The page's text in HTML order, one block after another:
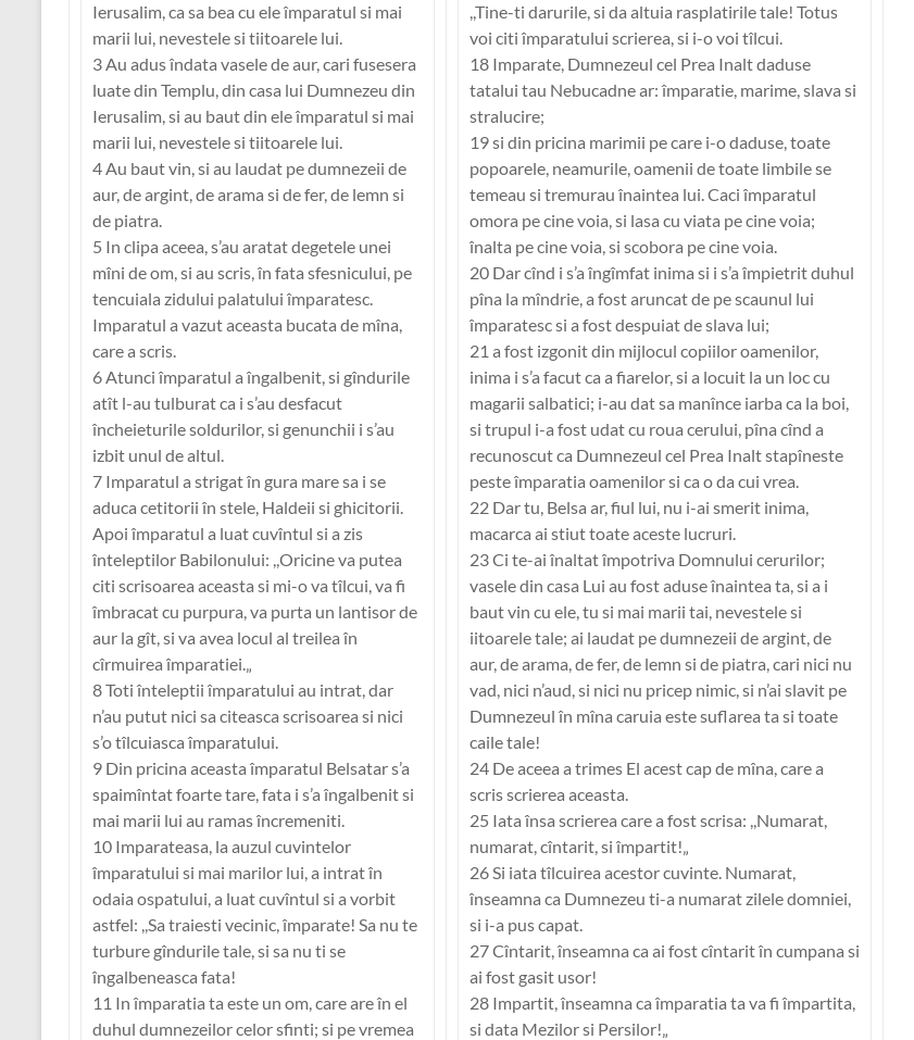
Ierusalim, ca sa bea cu ele împaratul si mai
marii lui, nevestele si tiitoarele lui.
3 Au adus îndata vasele de aur, cari fusesera
luate din Templu, din casa lui Dumnezeu din
Ierusalim, si au baut din ele împaratul si mai
marii lui, nevestele si tiitoarele lui.
4 Au baut vin, si au laudat pe dumnezeii de
aur, de argint, de arama si de fer, de lemn si
de piatra.
5 In clipa aceea, s’au aratat degetele unei
mîni de om, si au scris, în fata sfesnicului, pe
tencuiala zidului palatului împaratesc.
Imparatul a vazut aceasta bucata de mîna,
care a scris.
6 Atunci împaratul a îngalbenit, si gîndurile
atît l-au tulburat ca i s’au desfacut
încheieturile soldurilor, si genunchii i s’au
izbit unul de altul.
7 Imparatul a strigat în gura mare sa i se
aduca cetitorii în stele, Haldeii si ghicitorii.
Apoi împaratul a luat cuvîntul si a zis
înteleptilor Babilonului: ,,Oricine va putea
citi scrisoarea aceasta si mi-o va tîlcui, va fi
îmbracat cu purpura, va purta un lantisor de
aur la gît, si va avea locul al treilea în
cîrmuirea împaratiei.„
8 Toti înteleptii împaratului au intrat, dar
n’au putut nici sa citeasca scrisoarea si nici
s’o tîlcuiasca împaratului.
9 Din pricina aceasta împaratul Belsatar s’a
spaimîntat foarte tare, fata i s’a îngalbenit si
mai marii lui au ramas încremeniti.
10 Imparateasa, la auzul cuvintelor
împaratului si mai marilor lui, a intrat în
odaia ospatului, a luat cuvîntul si a vorbit
astfel: ,,Sa traiesti vecinic, împarate! Sa nu te
turbure gîndurile tale, si sa nu ti se
îngalbeneasca fata!
11 In împaratia ta este un om, care are în el
duhul dumnezeilor celor sfinti; si pe vremea
,,Tine-ti darurile, si da altuia rasplatirile tale! Totus
voi citi împaratului scrierea, si i-o voi tîlcui.
18 Imparate, Dumnezeul cel Prea Inalt daduse
tatalui tau Nebucadne ar: împaratie, marime, slava si
stralucire;
19 si din pricina marimii pe care i-o daduse, toate
popoarele, neamurile, oamenii de toate limbile se
temeau si tremurau înaintea lui. Caci împaratul
omora pe cine voia, si lasa cu viata pe cine voia;
înalta pe cine voia, si scobora pe cine voia.
20 Dar cînd i s’a îngîmfat inima si i s’a împietrit duhul
pîna la mîndrie, a fost aruncat de pe scaunul lui
împaratesc si a fost despuiat de slava lui;
21 a fost izgonit din mijlocul copiilor oamenilor,
inima i s’a facut ca a fiarelor, si a locuit la un loc cu
magarii salbatici; i-au dat sa manînce iarba ca la boi,
si trupul i-a fost udat cu roua cerului, pîna cînd a
recunoscut ca Dumnezeul cel Prea Inalt stapîneste
peste împaratia oamenilor si ca o da cui vrea.
22 Dar tu, Belsa ar, fiul lui, nu i-ai smerit inima,
macarca ai stiut toate aceste lucruri.
23 Ci te-ai înaltat împotriva Domnului cerurilor;
vasele din casa Lui au fost aduse înaintea ta, si a i
baut vin cu ele, tu si mai marii tai, nevestele si
iitoarele tale; ai laudat pe dumnezeii de argint, de
aur, de arama, de fer, de lemn si de piatra, cari nici nu
vad, nici n’aud, si nici nu pricep nimic, si n’ai slavit pe
Dumnezeul în mîna caruia este suflarea ta si toate
caile tale!
24 De aceea a trimes El acest cap de mîna, care a
scris scrierea aceasta.
25 Iata însa scrierea care a fost scrisa: ,,Numarat,
numarat, cîntarit, si împartit!„
26 Si iata tîlcuirea acestor cuvinte. Numarat,
înseamna ca Dumnezeu ti-a numarat zilele domniei,
si i-a pus capat.
27 Cîntarit, înseamna ca ai fost cîntarit în cumpana si
ai fost gasit usor!
28 Impartit, înseamna ca împaratia ta va fi împartita,
si data Mezilor si Persilor!„